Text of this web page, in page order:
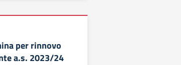
per rinnovo
a.s. 2023/24